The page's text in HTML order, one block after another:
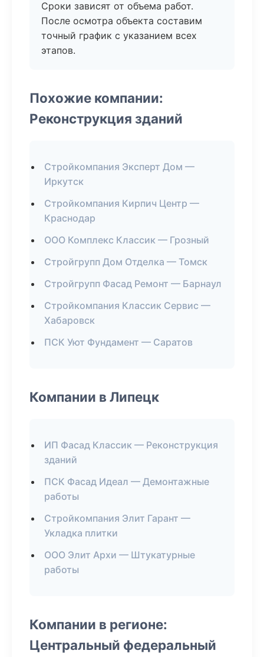
Сроки зависят от объема работ.
После осмотра объекта составим
точный график с указанием всех
этапов.
Похожие компании:
Реконструкция зданий
Стройкомпания Эксперт Дом —
Иркутск
Стройкомпания Кирпич Центр —
Краснодар
ООО Комплекс Классик — Грозный
Стройгрупп Дом Отделка — Томск
Стройгрупп Фасад Ремонт — Барнаул
Стройкомпания Классик Сервис —
Хабаровск
ПСК Уют Фундамент — Саратов
Компании в Липецк
ИП Фасад Классик — Реконструкция
зданий
ПСК Фасад Идеал — Демонтажные
работы
Стройкомпания Элит Гарант —
Укладка плитки
ООО Элит Архи — Штукатурные
работы
Компании в регионе:
Центральный федеральный